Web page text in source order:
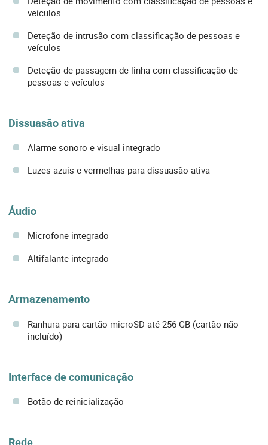
veículos
Deteção de intrusão com classificação de pessoas e
veículos
Deteção de passagem de linha com classificação de
pessoas e veículos
Dissuasão ativa
Alarme sonoro e visual integrado
Luzes azuis e vermelhas para dissuasão ativa
Áudio
Microfone integrado
Altifalante integrado
Armazenamento
Ranhura para cartão microSD até 256 GB (cartão não
incluído)
Interface de comunicação
Botão de reinicialização
Rede